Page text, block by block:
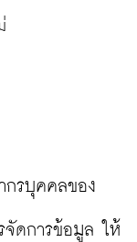
จัดการข้อมูล ให้